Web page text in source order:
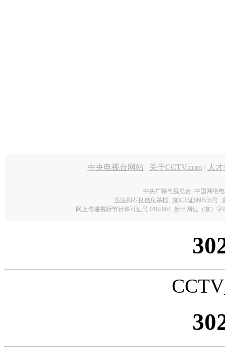
中央电视台网站 | 关于CCTV.com | 人
中央广播电视总台 中国网络
违法和不良信息举报
京ICP证060535号
网上传播视听节目许可证号 0102004 新出网证（京）